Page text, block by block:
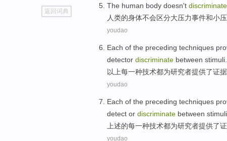
go
top
返回词典
The human body doesn't discriminate
人类的身体不会区分大压力事件和小
youdao
Each of the preceding techniques
detector discriminate between stimuli
以上每一种技术都为研究者提供了证据
youdao
Each of the preceding techniques
detect or discriminate between stimuli
上述的每一种技术都为研究者提供了
youdao